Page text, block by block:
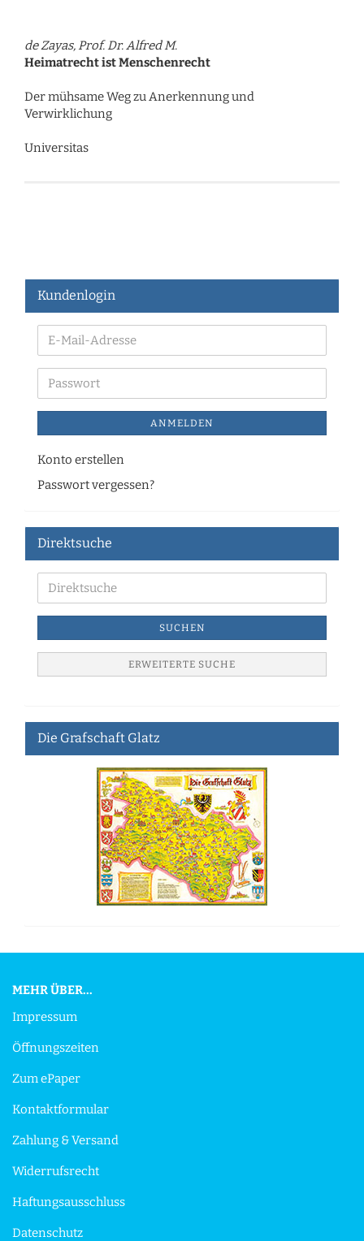
de Zayas, Prof. Dr. Alfred M.
Heimatrecht ist Menschenrecht
Der mühsame Weg zu Anerkennung und
Verwirklichung
Universitas
Kundenlogin
ANMELDEN
Konto erstellen
Passwort vergessen?
Direktsuche
SUCHEN
ERWEITERTE SUCHE
Die Grafschaft Glatz
MEHR ÜBER...
Impressum
Öffnungszeiten
Zum ePaper
Kontaktformular
Zahlung & Versand
Widerrufsrecht
Haftungsausschluss
Datenschutz